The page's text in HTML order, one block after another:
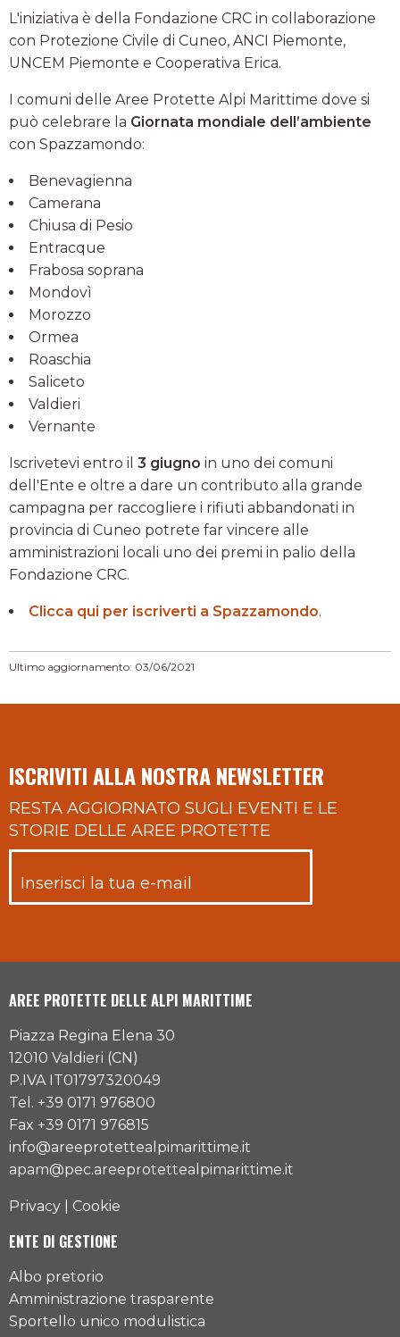
L'iniziativa è della Fondazione CRC in collaborazione
con Protezione Civile di Cuneo, ANCI Piemonte,
UNCEM Piemonte e Cooperativa Erica.
I comuni delle Aree Protette Alpi Marittime dove si
può celebrare la Giornata mondiale dell’ambiente
con Spazzamondo:
Benevagienna
Camerana
Chiusa di Pesio
Entracque
Frabosa soprana
Mondovì
Morozzo
Ormea
Roaschia
Saliceto
Valdieri
Vernante
Iscrivetevi entro il 3 giugno in uno dei comuni
dell'Ente e oltre a dare un contributo alla grande
campagna per raccogliere i rifiuti abbandonati in
provincia di Cuneo potrete far vincere alle
amministrazioni locali uno dei premi in palio della
Fondazione CRC.
Clicca qui per iscriverti a Spazzamondo.
Ultimo aggiornamento: 03/06/2021
ISCRIVITI ALLA NOSTRA NEWSLETTER
RESTA AGGIORNATO SUGLI EVENTI E LE
STORIE DELLE AREE PROTETTE
AREE PROTETTE DELLE ALPI MARITTIME
Piazza Regina Elena 30
12010 Valdieri (CN)
P.IVA IT01797320049
Tel. +39 0171 976800
Fax +39 0171 976815
info@areeprotettealpimarittime.it
apam@pec.areeprotettealpimarittime.it
Privacy Cookie
ENTE DI GESTIONE
Albo pretorio
Amministrazione trasparente
Sportello unico modulistica